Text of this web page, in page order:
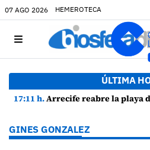
07 AGO 2026 HEMEROTECA
ÚLTIMA
17:11 h.Arrecife reabre la playa de El Reducto con las últimas
GINES GONZALEZ